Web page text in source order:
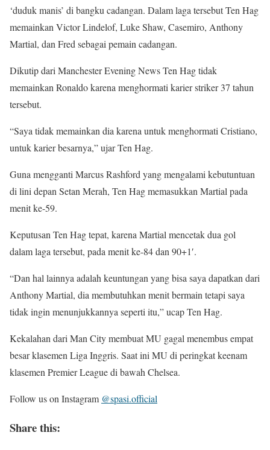
‘duduk manis’ di bangku cadangan. Dalam laga tersebut Ten Hag
memainkan Victor Lindelof, Luke Shaw, Casemiro, Anthony
Martial, dan Fred sebagai pemain cadangan.
Dikutip dari Manchester Evening News Ten Hag tidak
memainkan Ronaldo karena menghormati karier striker 37 tahun
tersebut.
“Saya tidak memainkan dia karena untuk menghormati Cristiano,
untuk karier besarnya,” ujar Ten Hag.
Guna mengganti Marcus Rashford yang mengalami kebutuntuan
di lini depan Setan Merah, Ten Hag memasukkan Martial pada
menit ke-59.
Keputusan Ten Hag tepat, karena Martial mencetak dua gol
dalam laga tersebut, pada menit ke-84 dan 90+1′.
“Dan hal lainnya adalah keuntungan yang bisa saya dapatkan dari
Anthony Martial, dia membutuhkan menit bermain tetapi saya
tidak ingin menunjukkannya seperti itu,” ucap Ten Hag.
Kekalahan dari Man City membuat MU gagal menembus empat
besar klasemen Liga Inggris. Saat ini MU di peringkat keenam
klasemen Premier League di bawah Chelsea.
Follow us on Instagram @spasi.official
Share this: